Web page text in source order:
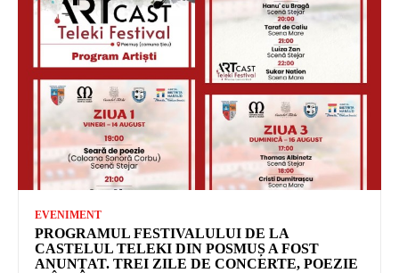
EVENIMENT
PROGRAMUL FESTIVALULUI DE LA
CASTELUL TELEKI DIN POSMUȘ A FOST
ANUNȚAT. TREI ZILE DE CONCERTE, POEZIE